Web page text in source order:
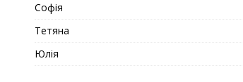
Софія
Тетяна
Юлія